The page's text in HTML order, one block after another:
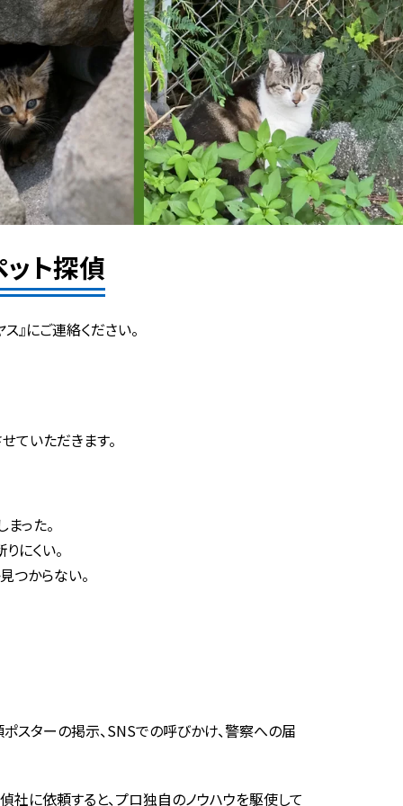
ト探偵
』にご連絡ください。
ていただきます。
った。
にくい。
つからない。
スターの掲示、SNSでの呼びかけ、警察への届
社に依頼すると、プロ独自のノウハウを駆使して